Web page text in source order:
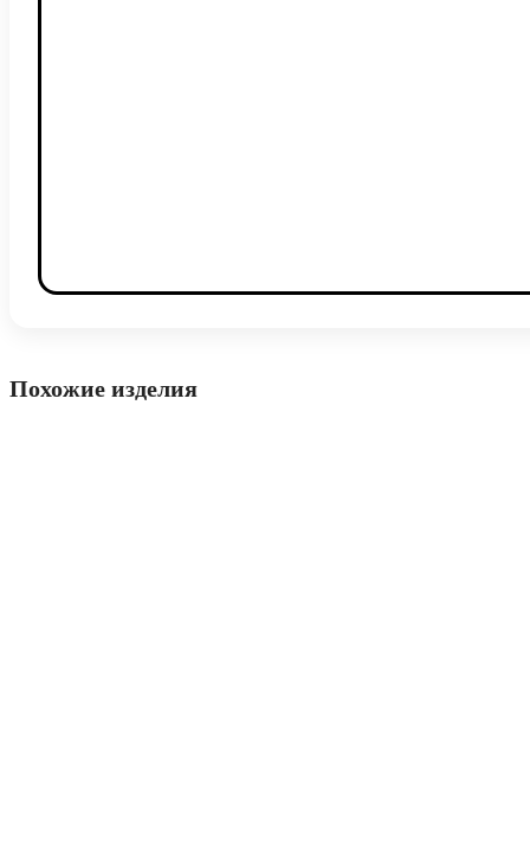
Похожие изделия